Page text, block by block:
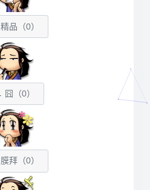
精品（0）
囧（0）
膜拜（0）